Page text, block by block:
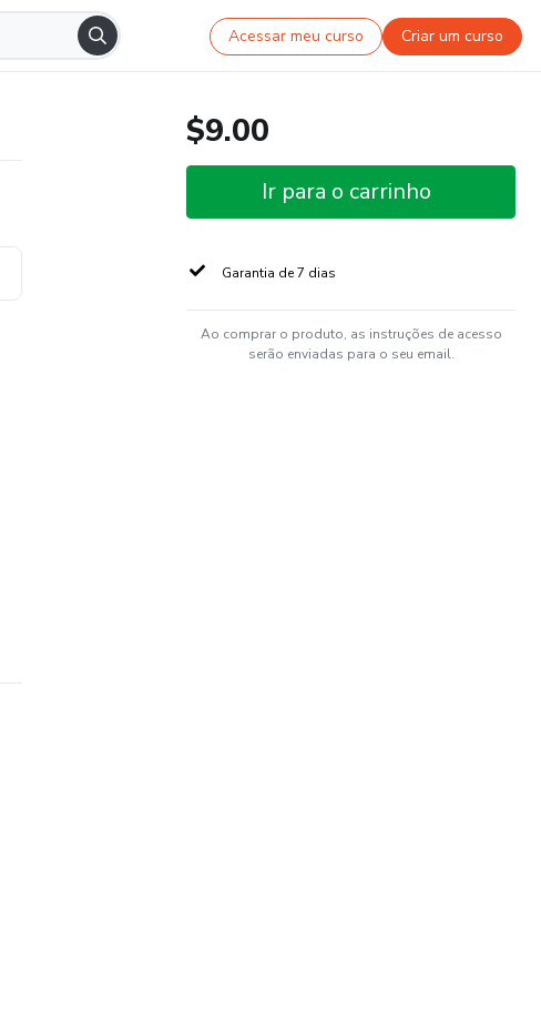
Acessar meu curso Criar um curso
$9.00
Ir para o carrinho
Garantia de 7 dias
Ao comprar o produto, as instruções de acesso
serão enviadas para o seu email.